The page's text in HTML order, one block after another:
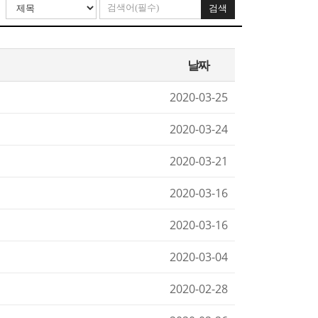
검색
날짜
2020-03-25
2020-03-24
2020-03-21
2020-03-16
2020-03-16
2020-03-04
2020-02-28